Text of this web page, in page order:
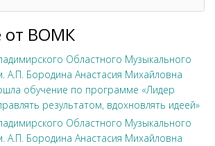
от ВОМК
Областного Музыкального
А.П. Бородина Анастасия Михайловна
обучение по программе «Лидер
результатом, вдохновлять идеей»
Областного Музыкального
А.П. Бородина Анастасия Михайловна